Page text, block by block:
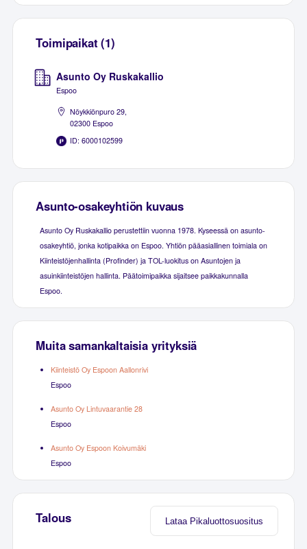
Toimipaikat (1)
Asunto Oy Ruskakallio
Espoo
Nöykkiönpuro 29,
02300 Espoo
ID: 6000102599
Asunto-osakeyhtiön kuvaus
Asunto Oy Ruskakallio perustettiin vuonna 1978. Kyseessä on asunto-
osakeyhtiö, jonka kotipaikka on Espoo. Yhtiön pääasiallinen toimiala on
Kiinteistöjenhallinta (Profinder) ja TOL-luokitus on Asuntojen ja
asuinkiinteistöjen hallinta. Päätoimipaikka sijaitsee paikkakunnalla
Espoo.
Muita samankaltaisia yrityksiä
Kiinteistö Oy Espoon Aallonrivi
Espoo
Asunto Oy Lintuvaarantie 28
Espoo
Asunto Oy Espoon Koivumäki
Espoo
Lataa Pikaluottosuositus
Talous